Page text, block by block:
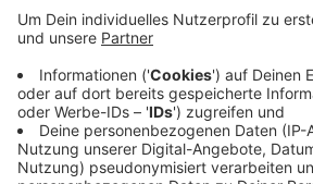
Bereits seit sechs Jahren liegt der
Rina's Schublade. Die gefühlvolle
von dem ersten Herzschmerz. Jetzt
Teilnahme bei der Casting-Show
Germany" hat die Wahl-